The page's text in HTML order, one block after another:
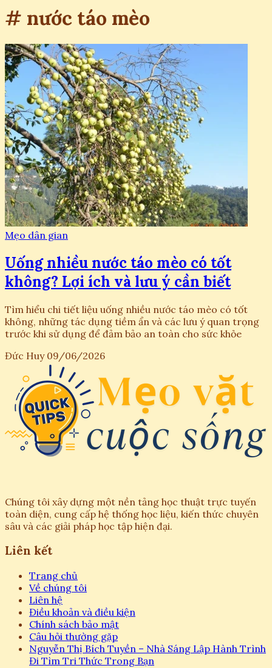
# nước táo mèo
Mẹo dân gian
Uống nhiều nước táo mèo có tốt
không? Lợi ích và lưu ý cần biết
Tìm hiểu chi tiết liệu uống nhiều nước táo mèo có tốt
không, những tác dụng tiềm ẩn và các lưu ý quan trọng
trước khi sử dụng để đảm bảo an toàn cho sức khỏe
Đức Huy 09/06/2026
Chúng tôi xây dựng một nền tảng học thuật trực tuyến
toàn diện, cung cấp hệ thống học liệu, kiến thức chuyên
sâu và các giải pháp học tập hiện đại.
Liên kết
Trang chủ
Về chúng tôi
Liên hệ
Điều khoản và điều kiện
Chính sách bảo mật
Câu hỏi thường gặp
Nguyễn Thị Bích Tuyền – Nhà Sáng Lập Hành Trình
Đi Tìm Tri Thức Trong Bạn